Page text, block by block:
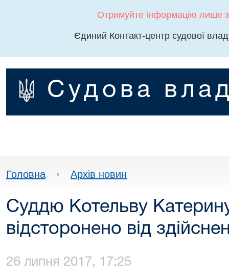
Отримуйте інформацію лише
Єдиний Контакт-центр судової
Судова
Головна • Архів новин
Суддю Котельву
відсторонено від
26 липня 2017, 17:25